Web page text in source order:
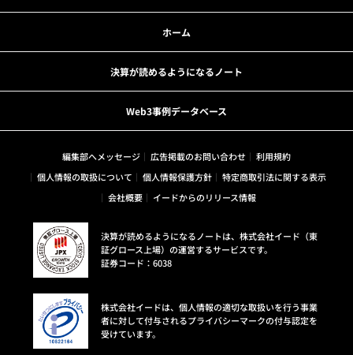
ホーム
決算が読めるようになるノート
Web3事例データベース
編集部へメッセージ 広告掲載のお問い合わせ
利用規約
個人情報の取扱について
個人情報保護方針
特定商取引法に関する表示
会社概要
イードからのリリース情報
決算が読めるようになるノートは、株式会社イード（東
証グロース上場）の運営するサービスです。
証券コード：6038
株式会社イードは、個人情報の適切な取扱いを行う事業
者に対して付与されるプライバシーマークの付与認定を
受けています。